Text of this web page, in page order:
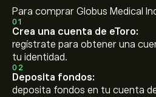
Para comprar Globus Medical
01
Crea una cuenta de eToro:
regístrate para obtener una
tu identidad.
02
Deposita fondos:
deposita fondos en tu cuenta